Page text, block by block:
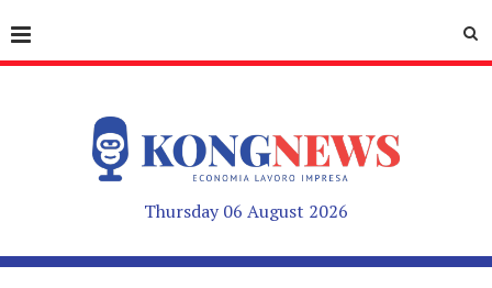
Thursday 06 August 2026